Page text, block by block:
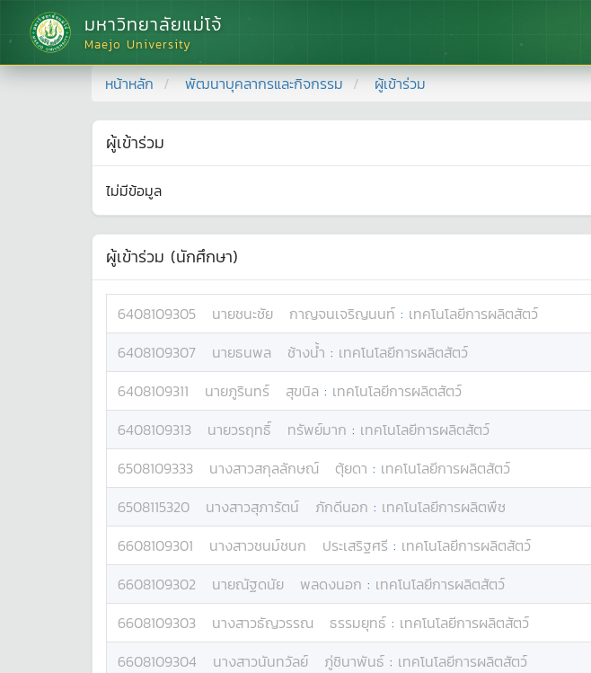
มหาวิทยาลัยแม่โจ้
Maejo University
หน้าหลัก พัฒนาบุคลากรและกิจกรรม ผู้เข้าร่วม
ผู้เข้าร่วม
ไม่มีข้อมูล
ผู้เข้าร่วม (นักศึกษา)
6408109305 นายชนะชัย กาญจนเจริญนนท์ : เทคโนโลยีการผลิตสัตว์
6408109307
นายธนพล ช้างน้ำ : เทคโนโลยีการผลิตสัตว์
6408109311
นายภูรินทร์ สุขนิล : เทคโนโลยีการผลิตสัตว์
6408109313
นายวรฤทธิ์ ทรัพย์มาก : เทคโนโลยีการผลิตสัตว์
6508109333
นางสาวสกุลลักษณ์ ตุ้ยดา : เทคโนโลยีการผลิตสัตว์
6508115320
นางสาวสุภารัตน์ ภักดีนอก : เทคโนโลยีการผลิตพืช
6608109301
นางสาวชนม์ชนก ประเสริฐศรี : เทคโนโลยีการผลิตสัตว์
6608109302
นายณัฐดนัย พลดงนอก : เทคโนโลยีการผลิตสัตว์
6608109303
นางสาวธัญวรรณ ธรรมยุทธ์ : เทคโนโลยีการผลิตสัตว์
6608109304
นางสาวนันทวัลย์ ภู่ชินาพันธ์ : เทคโนโลยีการผลิตสัตว์